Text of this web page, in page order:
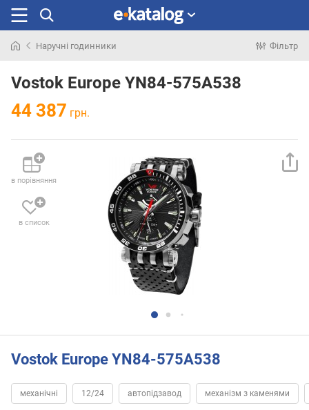
раніше
Наручні годинники Фільтр
Vostok Europe YN84-575A538
44 387 грн.
в порівняння
в список
Vostok Europe YN84-575A538
механічні 12/24 автопідзавод механізм з каменями